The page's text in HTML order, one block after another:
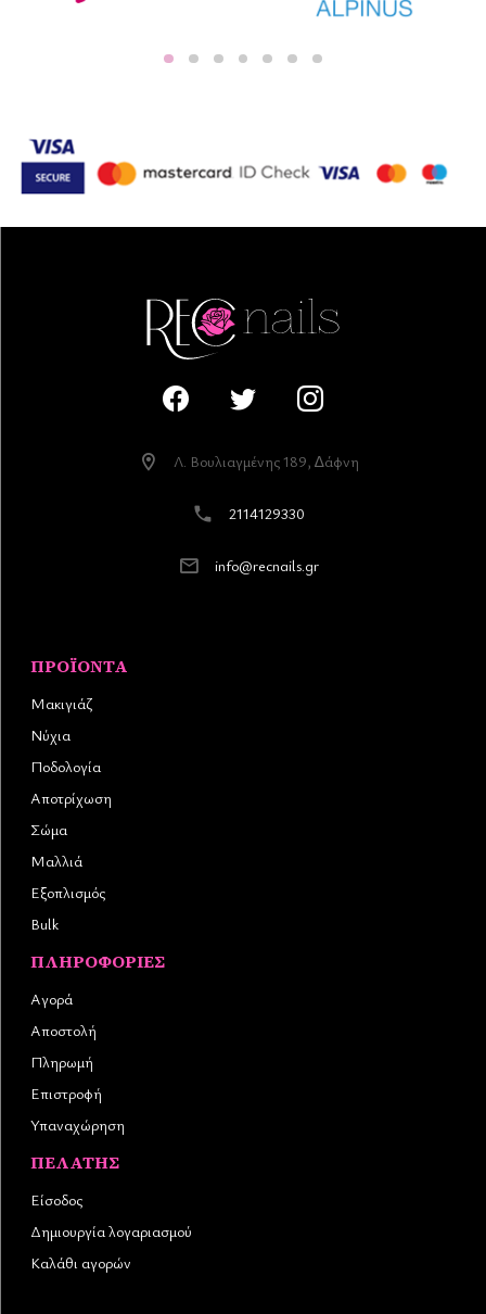
Λ. Βουλιαγµένης 189, ∆άφνη
2114129330
info@recnails.gr
ΠΡΟΪΌΝΤΑ
Μακιγιάζ
Νύχια
Ποδολογία
Αποτρίχωση
Σώμα
Μαλλιά
Εξοπλισμός
Bulk
ΠΛΗΡΟΦΟΡΊΕΣ
Αγορά
Αποστολή
Πληρωμή
Επιστροφή
Υπαναχώρηση
ΠΕΛΆΤΗΣ
Είσοδος
Δημιουργία λογαριασμού
Καλάθι αγορών